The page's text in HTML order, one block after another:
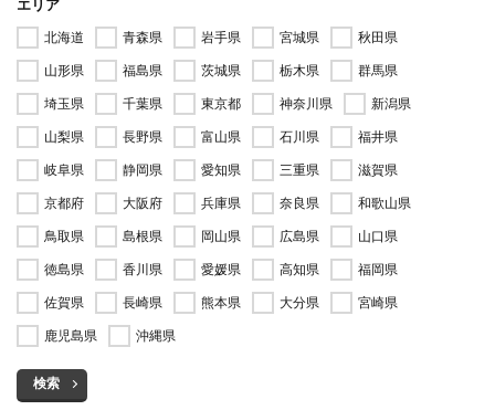
エリア
北海道 青森県 岩手県 宮城県
秋田県
山形県
福島県 茨城県 栃木県
群馬県
埼玉県
千葉県 東京都 神奈川県
新潟県
山梨県
長野県 富山県 石川県
福井県
岐阜県
静岡県 愛知県 三重県
滋賀県
京都府
大阪府 兵庫県 奈良県
和歌山県
鳥取県
島根県 岡山県 広島県
山口県
徳島県
香川県 愛媛県 高知県
福岡県
佐賀県
長崎県 熊本県 大分県
宮崎県
鹿児島県
沖縄県
検索